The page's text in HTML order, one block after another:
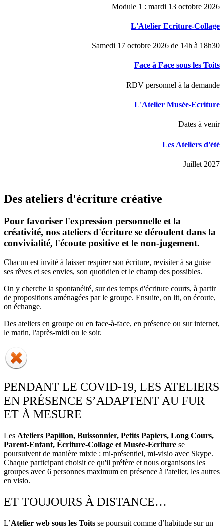
Module 1 : mardi 13 octobre 2026
L'Atelier Ecriture-Collage
Samedi 17 octobre 2026 de 14h à 18h30
Face à Face sous les Toits
RDV personnel à la demande
L'Atelier Musée-Ecriture
Dates à venir
Les Ateliers d'été
Juillet 2027
Des ateliers d'écriture créative
Pour favoriser l'expression personnelle et la
créativité, nos ateliers d'écriture se déroulent dans la
convivialité, l'écoute positive et le non-jugement.
Chacun est invité à laisser respirer son écriture, revisiter à sa guise
ses rêves et ses envies, son quotidien et le champ des possibles.
On y cherche la spontanéité, sur des temps d'écriture courts, à partir
de propositions aménagées par le groupe. Ensuite, on lit, on écoute,
on échange.
Des ateliers en groupe ou en face-à-face, en présence ou sur internet,
le matin, l'après-midi ou le soir.
PENDANT LE COVID-19, LES ATELIERS
EN PRÉSENCE S’ADAPTENT AU FUR
ET À MESURE
Les Ateliers Papillon, Buissonnier, Petits Papiers, Long Cours,
Parent-Enfant, Écriture-Collage et Musée-Ecriture se
poursuivent de manière mixte : mi-présentiel, mi-visio avec Skype.
Chaque participant choisit ce qu'il préfère et nous organisons les
groupes avec 6 personnes maximum en présence à l'atelier, les autres
en visio.
ET TOUJOURS À DISTANCE…
L’Atelier web sous les Toits se poursuit comme d’habitude sur un